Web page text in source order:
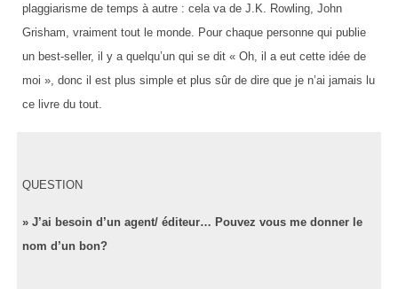
plaggiarisme de temps à autre : cela va de J.K. Rowling, John
Grisham, vraiment tout le monde. Pour chaque personne qui publie
un best-seller, il y a quelqu’un qui se dit « Oh, il a eut cette idée de
moi », donc il est plus simple et plus sûr de dire que je n’ai jamais lu
ce livre du tout.
QUESTION
» J’ai besoin d’un agent/ éditeur… Pouvez vous me donner le
nom d’un bon?